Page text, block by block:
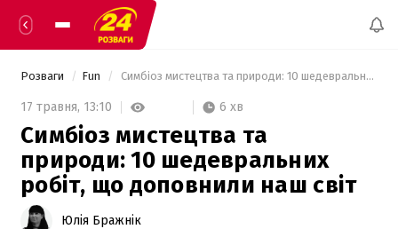
Розваги Fun Симбіоз мистецтва та природи: 10 шедевральних робіт, що доповнили наш світ
17 травня, 13:10 6 хв
Симбіоз мистецтва та
природи: 10 шедевральних
робіт, що доповнили наш світ
Юлія Бражнік